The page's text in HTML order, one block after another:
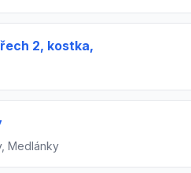
2, kostka,
Medlánky